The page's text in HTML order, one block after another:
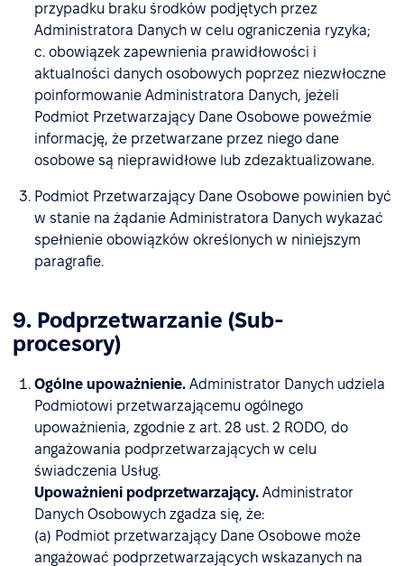
przypadku braku środków podjętych przez
Administratora Danych w celu ograniczenia ryzyka;
c. obowiązek zapewnienia prawidłowości i
aktualności danych osobowych poprzez niezwłoczne
poinformowanie Administratora Danych, jeżeli
Podmiot Przetwarzający Dane Osobowe poweźmie
informację, że przetwarzane przez niego dane
osobowe są nieprawidłowe lub zdezaktualizowane.
Podmiot Przetwarzający Dane Osobowe powinien być
w stanie na żądanie Administratora Danych wykazać
spełnienie obowiązków określonych w niniejszym
paragrafie.
9. Podprzetwarzanie (Sub-
procesory)
Ogólne upoważnienie. Administrator Danych udziela
Podmiotowi przetwarzającemu ogólnego
upoważnienia, zgodnie z art. 28 ust. 2 RODO, do
angażowania podprzetwarzających w celu
świadczenia Usług.
Upoważnieni podprzetwarzający. Administrator
Danych Osobowych zgadza się, że:
(a) Podmiot przetwarzający Dane Osobowe może
angażować podprzetwarzających wskazanych na